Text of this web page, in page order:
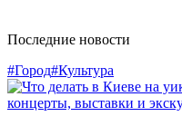
Последние новости
#Город#Культура